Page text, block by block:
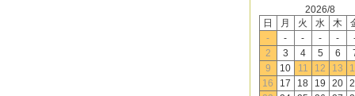
2026/8
日
月 火 水 木
-
- - - -
2
3 4 5 6
9
10 11 12 13
16
17 18 19 20